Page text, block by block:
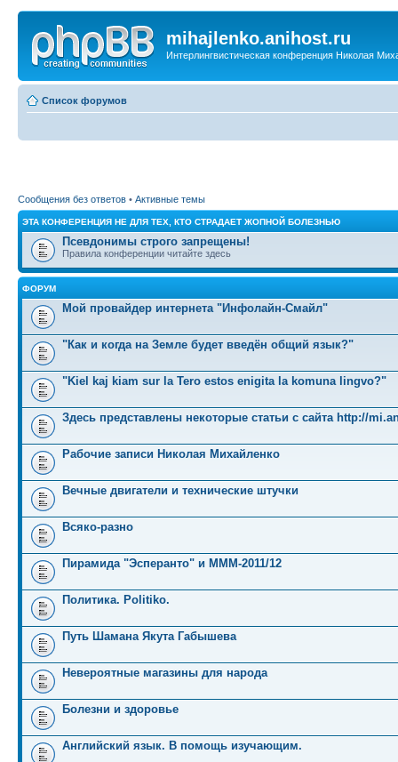
mihajlenko.anihost.ru
Интерлингвистическая конференция Николая
Список форумов
Сообщения без ответов • Активные темы
ЭТА КОНФЕРЕНЦИЯ НЕ ДЛЯ ТЕХ, КТО СТРАДАЕТ ЖОПНОЙ БОЛЕЗНЬЮ
Псевдонимы строго запрещены!
Правила конференции читайте здесь
ФОРУМ
Мой провайдер интернета "Инфолайн-Смайл"
"Как и когда на Земле будет введён общий язык?"
"Kiel kaj kiam sur la Tero estos enigita la komuna lingvo?"
Здесь представлены некоторые статьи с сайта http://
Рабочие записи Николая Михайленко
Вечные двигатели и технические штучки
Всяко-разно
Пирамида "Эсперанто" и MMM-2011/12
Политика. Politiko.
Путь Шамана Якута Габышева
Невероятные магазины для народа
Болезни и здоровье
Английский язык. В помощь изучающим.